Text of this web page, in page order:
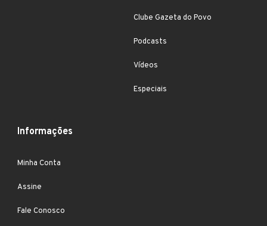
Clube Gazeta do Povo
Podcasts
Vídeos
Especiais
Informações
Minha Conta
Assine
Fale Conosco